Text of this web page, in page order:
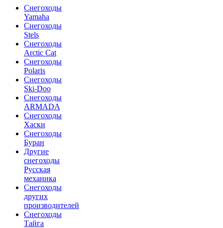
Cнегоходы
Yamaha
Снегоходы
Stels
Снегоходы
Arctic Cat
Снегоходы
Polaris
Снегоходы
Ski-Doo
Снегоходы
ARMADA
Cнегоходы
Хаски
Снегоходы
Буран
Другие
снегоходы
Русская
механика
Снегоходы
других
производителей
Снегоходы
Тайга